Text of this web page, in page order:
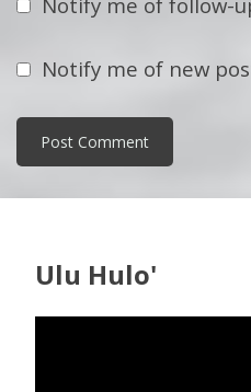
Notify me of new
Ulu Hulo'